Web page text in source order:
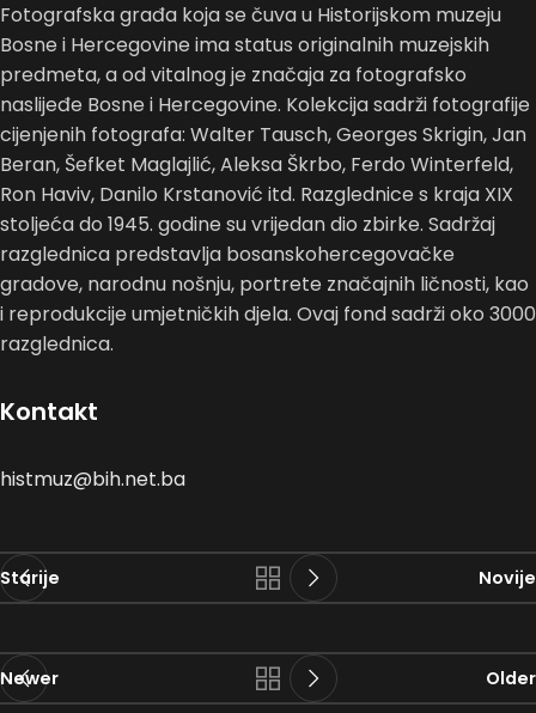
Fotografska građa koja se čuva u Historijskom muzeju
Bosne i Hercegovine ima status originalnih muzejskih
predmeta, a od vitalnog je značaja za fotografsko
naslijeđe Bosne i Hercegovine. Kolekcija sadrži fotografije
cijenjenih fotografa: Walter Tausch, Georges Skrigin, Jan
Beran, Šefket Maglajlić, Aleksa Škrbo, Ferdo Winterfeld,
Ron Haviv, Danilo Krstanović itd. Razglednice s kraja XIX
stoljeća do 1945. godine su vrijedan dio zbirke. Sadržaj
razglednica predstavlja bosanskohercegovačke
gradove, narodnu nošnju, portrete značajnih ličnosti, kao
i reprodukcije umjetničkih djela. Ovaj fond sadrži oko 3000
razglednica.
Kontakt
histmuz@bih.net.ba
Starije Novije
Newer Older